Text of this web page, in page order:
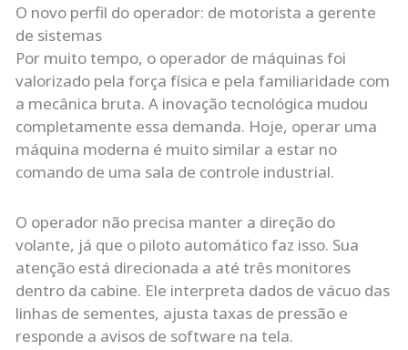
O novo perfil do operador: de motorista a gerente
de sistemas
Por muito tempo, o operador de máquinas foi
valorizado pela força física e pela familiaridade com
a mecânica bruta. A inovação tecnológica mudou
completamente essa demanda. Hoje, operar uma
máquina moderna é muito similar a estar no
comando de uma sala de controle industrial.
O operador não precisa manter a direção do
volante, já que o piloto automático faz isso. Sua
atenção está direcionada a até três monitores
dentro da cabine. Ele interpreta dados de vácuo das
linhas de sementes, ajusta taxas de pressão e
responde a avisos de software na tela.